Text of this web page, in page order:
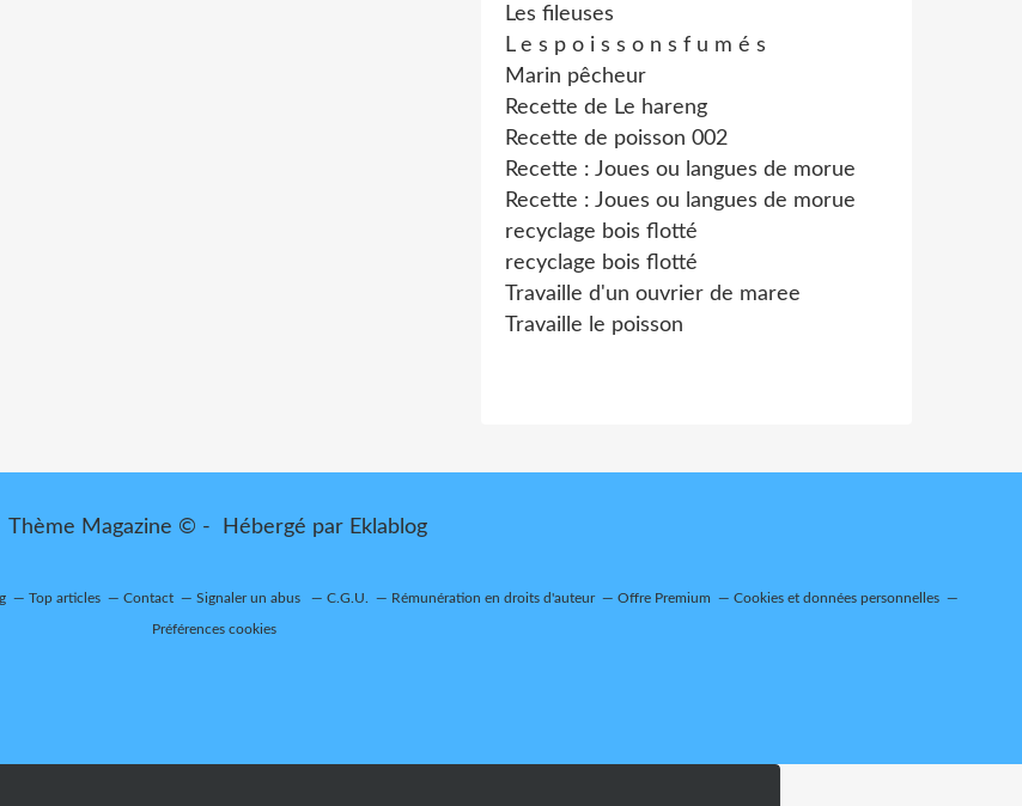
Les fileuses
L e s p o i s s o n s f u m é s
Marin pêcheur
Recette de Le hareng
Recette de poisson 002
Recette : Joues ou langues de morue
Recette : Joues ou langues de morue
recyclage bois flotté
recyclage bois flotté
Travaille d'un ouvrier de maree
Travaille le poisson
Thème Magazine © - Hébergé par Eklablog
Top articles Contact Signaler un abus C.G.U. Rémunération en droits d'auteur Offre Premium Cookies et données personnelles
Préférences cookies